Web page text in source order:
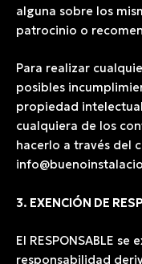
alguna sobre los
patrocinio o
Para realizar
posibles
propiedad
cualquiera de los
hacerlo a través del
3. EXENCIÓN DE
El RESPONSABLE
responsabilidad